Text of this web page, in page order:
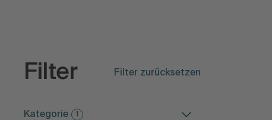
Filter Filter zurücksetzen
Kategorie 1